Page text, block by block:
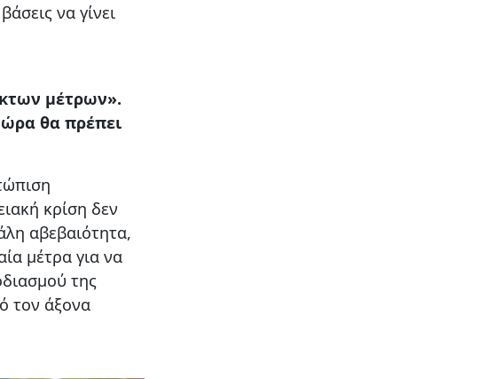
να γίνει
μέτρων».
ώρα θα πρέπει
κρίση δεν
αβεβαιότητα,
μέτρα για να
της
τον άξονα